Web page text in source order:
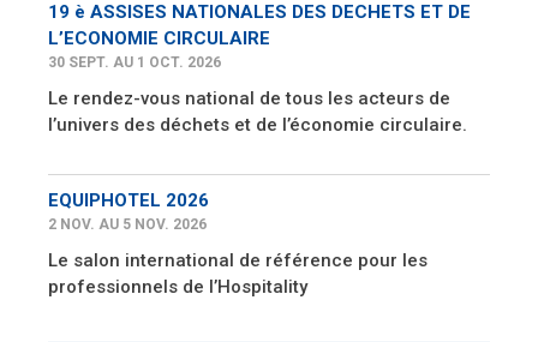
19 è ASSISES NATIONALES DES DECHETS ET DE
L’ECONOMIE CIRCULAIRE
30 SEPT. AU 1 OCT. 2026
Le rendez-vous national de tous les acteurs de
l’univers des déchets et de l’économie circulaire.
EQUIPHOTEL 2026
2 NOV. AU 5 NOV. 2026
Le salon international de référence pour les
professionnels de l’Hospitality